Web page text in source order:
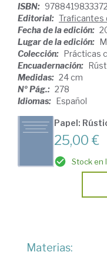
ISBN: 9788419833372
Editorial: Traficantes
Fecha de la edición:
Lugar de la edición:
Colección: Prácticas
Encuadernación:
Medidas: 24 cm
Nº Pág.: 278
Idiomas: Español
Papel:
25,00 €
Stock en
Materias: